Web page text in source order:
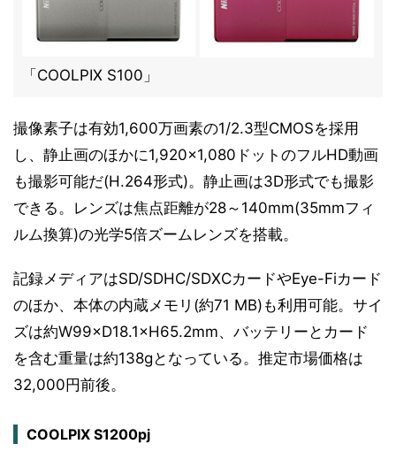
「COOLPIX S100」
撮像素子は有効1,600万画素の1/2.3型CMOSを採用
し、静止画のほかに1,920×1,080ドットのフルHD動画
も撮影可能だ(H.264形式)。静止画は3D形式でも撮影
できる。レンズは焦点距離が28～140mm(35mmフィ
ルム換算)の光学5倍ズームレンズを搭載。
記録メディアはSD/SDHC/SDXCカードやEye-Fiカード
のほか、本体の内蔵メモリ(約71 MB)も利用可能。サイ
ズは約W99×D18.1×H65.2mm、バッテリーとカード
を含む重量は約138gとなっている。推定市場価格は
32,000円前後。
COOLPIX S1200pj